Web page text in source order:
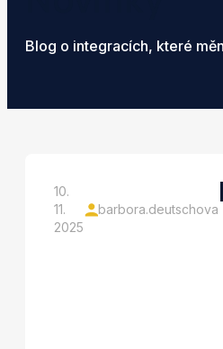
Blog o integracích, které
10.
11.
2025
barbora.deutschova